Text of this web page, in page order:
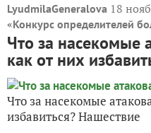
LyudmilaGeneralova 18
«Конкурс определителей
Что за насекомые
как от них
Что за насекомые
избавиться? Нашествие